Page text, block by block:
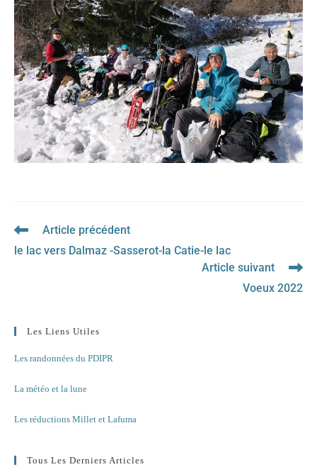
Read
articles
Article précédent
le lac vers Dalmaz -Sasserot-la Catie-le lac
Article suivant
Voeux 2022
Les Liens Utiles
Les randonnées du PDIPR
La météo et la lune
Les réductions Millet et Lafuma
Tous Les Derniers Articles